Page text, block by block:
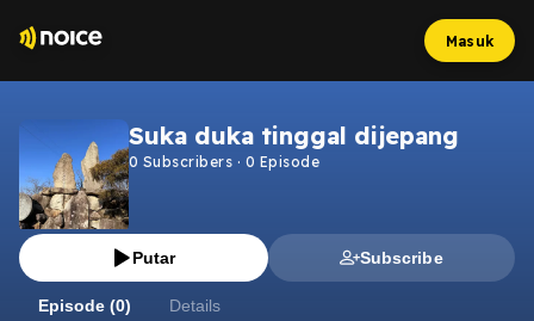
Masuk
Suka duka tinggal dijepang
0 Subscribers · 0 Episode
Putar Subscribe
Episode (0) Details